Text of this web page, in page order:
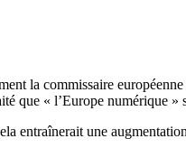
la commissaire
« l’Europe numérique
entraînerait une